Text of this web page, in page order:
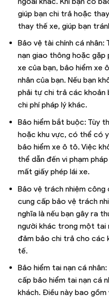
giúp bạn chi trả hoặc
thay thế xe, giúp bạn
Bảo vệ tài chính cá
nạn giao thông hoặc gặp
xe của bạn, bảo hiểm xe
nhân của bạn. Nếu bạn
phải tự chi trả các khoản
chi phí pháp lý khác.
Bảo hiểm bắt buộc: Tùy
hoặc khu vực, có thể có
bảo hiểm xe ô tô. Việc
thể dẫn đến vi phạm
mất giấy phép lái xe.
Bảo vệ trách nhiệm
cung cấp bảo vệ trách
nghĩa là nếu bạn gây ra
người khác trong một tai
đảm bảo chi trả cho các
tế.
Bảo hiểm tai nạn cá
cấp bảo hiểm tai nạn cá
khách. Điều này bao